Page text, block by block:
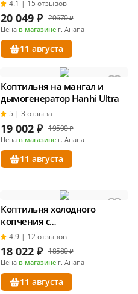
Ultra
4.1 | 15 отзывов
20 049 ₽ 20670 ₽
Цена в магазине г. Анапа
11 августа
Коптильня на мангал и
дымогенератор Hanhi Ultra
5 | 3 отзыва
19 002 ₽ 19590 ₽
Цена в магазине г. Анапа
11 августа
Коптильня холодного
копчения с
дымогенератором
4.9 | 12 отзывов
18 022 ₽ 18580 ₽
Цена в магазине г. Анапа
11 августа